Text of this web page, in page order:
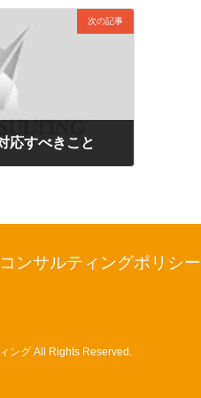
次の記事
応すべきこと
コンサルティングポリシー
ング All Rights Reserved.